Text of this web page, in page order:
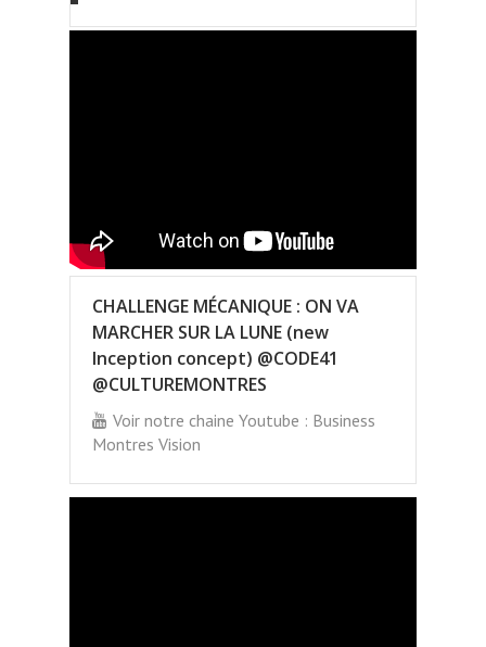
CHALLENGE MÉCANIQUE : ON VA
MARCHER SUR LA LUNE (new
Inception concept) @CODE41
@CULTUREMONTRES
Voir notre chaine Youtube : Business
Montres Vision